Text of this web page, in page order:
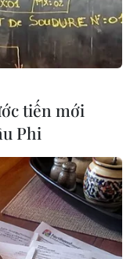
xuất camera
tiến mới
Phi